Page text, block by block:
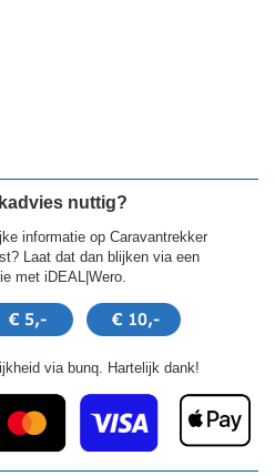
nuttig?
informatie op Caravantrekker
Laat dat dan blijken via een
met iDEAL|Wero.
via bunq. Hartelijk dank!